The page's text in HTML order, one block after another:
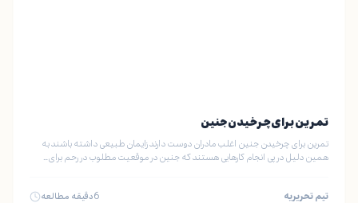
تمرین برای چرخیدن جنین
تمرین برای چرخیدن جنین اغلب مادران دوست دارند زایمان طبیعی داشته باشند به
همین دلیل در پی انجام کارهایی هستند که جنین در موقعیت مطلوب در رحم برای…
تیم تحریریه 6دقیقه مطالعه